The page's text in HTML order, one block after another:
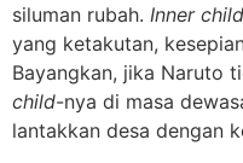
siluman rubah. Inner child
yang ketakutan,
Bayangkan, jika Naruto
child-nya di masa
lantakkan desa dengan